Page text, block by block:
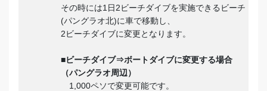
その時には1日2ビーチダイブを実施できるビーチ
(パングラオ北)に車で移動し、
2ビーチダイブに変更となります。
■ビーチダイブ⇒ボートダイブに変更する場合
（パングラオ周辺）
1,000ペソで変更可能です。